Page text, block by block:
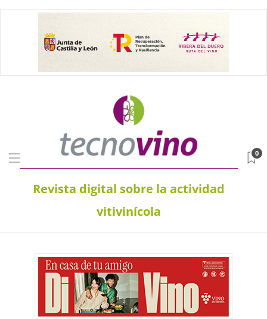
Revista digital sobre la actividad
vitivinícola
0